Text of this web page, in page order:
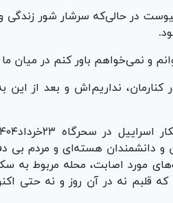
در حالی‌که سرشار شور
و نمی‌خواهم باور کنم در میان
نداریم‌اش و بعد از این
دانشمندان هسته‌ای و مردم بی
مورد اصابت، محله مربوط به
قلبم نه در آن روز و نه حتی